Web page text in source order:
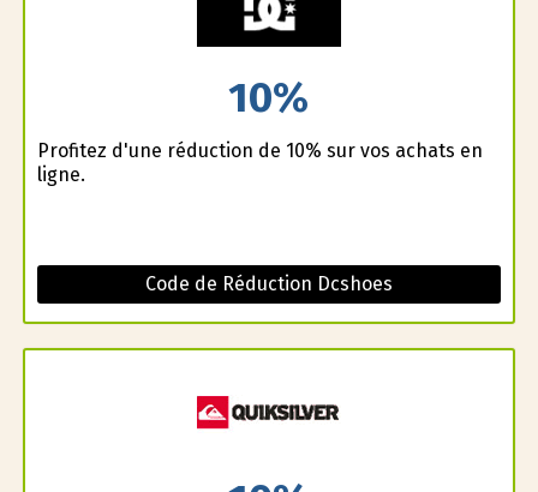
10%
Profitez d'une réduction de 10% sur vos achats en
ligne.
Code de Réduction Dcshoes